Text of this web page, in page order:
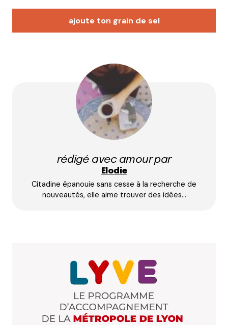
ajoute ton grain de sel
Votre adresse e-mail ne sera pas publiée.
champs obligatoires sont indiqués avec
E-mail*
Prévenez-moi de tous les nouveaux commentaires
rédigé avec amour par
Elodie
Citadine épanouie sans cesse à la recherche de
nouveautés, elle aime trouver des idées…